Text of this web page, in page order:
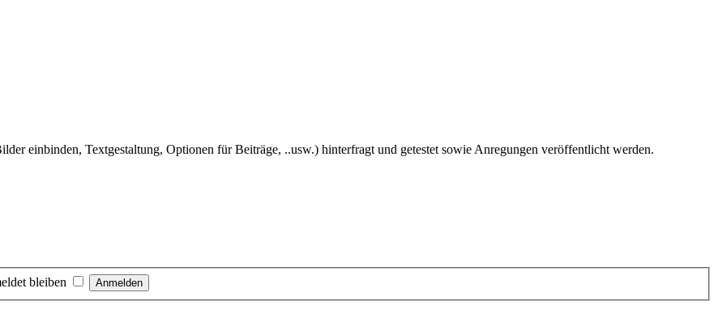
einbinden, Textgestaltung, Optionen für Beiträge, ..usw.) hinterfragt und getestet sowie Anregungen veröffentlicht werden.
bleiben